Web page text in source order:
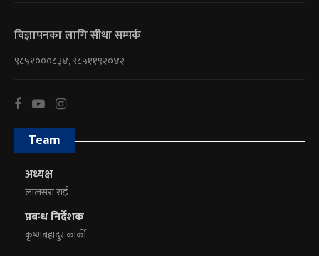
विज्ञापनका लागि सीधा सम्पर्क
९८५१०००८३४, ९८५११९२०४२
Team
अध्यक्ष
लालसरा राई
प्रबन्ध निर्देशक
कृष्णबहादुर कार्की